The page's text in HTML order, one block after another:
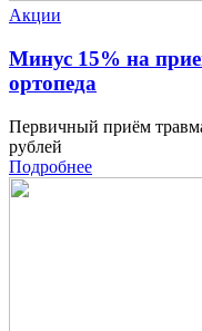
Акции
Минус 15% на
ортопеда
Первичный приём
рублей
Подробнее